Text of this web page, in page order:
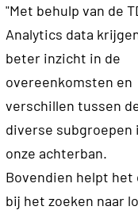
"Met behulp van de
Analytics data
beter inzicht in de
overeenkomsten en
verschillen tussen
diverse subgroepen
onze achterban.
Bovendien helpt het
bij het zoeken naar